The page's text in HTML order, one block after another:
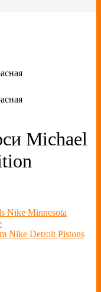
Michael
Nike Minnesota
Nike Detroit Pistons